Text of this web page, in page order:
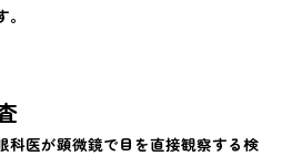
科医が顕微鏡で目を直接観察する検